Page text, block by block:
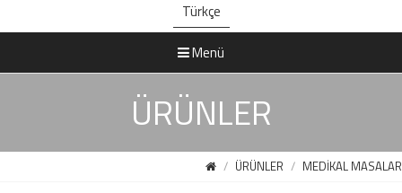
Türkçe
Menü
ÜRÜNLER
ÜRÜNLER MEDİKAL MASALAR